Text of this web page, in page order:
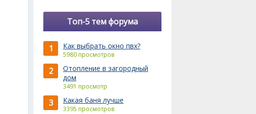
Топ-5 тем форума
1 Как выбрать окно пвх?
5980 просмотров
2
Отопление в загородный
дом
3491 просмотр
3 Какая баня лучше
3395 просмотров